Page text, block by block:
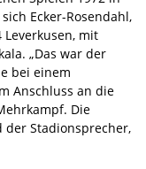
Ecker-Rosendahl,
Leverkusen, mit
„Das war der
bei einem
Anschluss an die
Die
Stadionsprecher,